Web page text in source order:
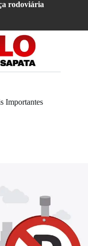
rodoviária
Importantes